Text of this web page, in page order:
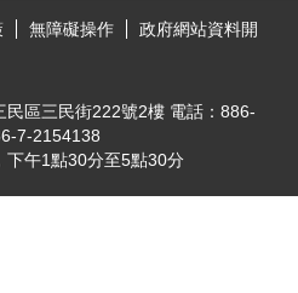
無障礙操作
政府網站資料開
區三民街222號2樓 電話：886-
7-2154138
下午1點30分至5點30分